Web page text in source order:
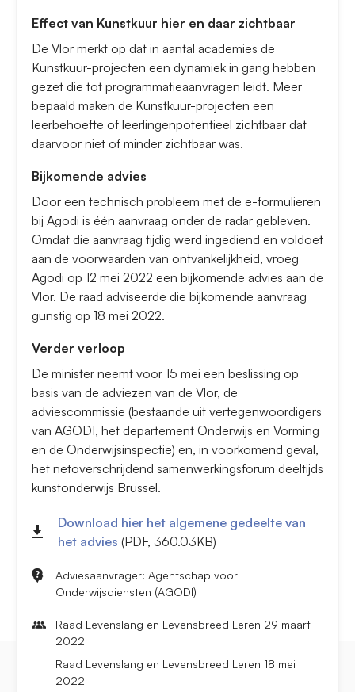
Effect van Kunstkuur hier en daar zichtbaar
De Vlor merkt op dat in aantal academies de
Kunstkuur-projecten een dynamiek in gang hebben
gezet die tot programmatieaanvragen leidt. Meer
bepaald maken de Kunstkuur-projecten een
leerbehoefte of leerlingenpotentieel zichtbaar dat
daarvoor niet of minder zichtbaar was.
Bijkomende advies
Door een technisch probleem met de e-formulieren
bij Agodi is één aanvraag onder de radar gebleven.
Omdat die aanvraag tijdig werd ingediend en voldoet
aan de voorwaarden van ontvankelijkheid, vroeg
Agodi op 12 mei 2022 een bijkomende advies aan de
Vlor. De raad adviseerde die bijkomende aanvraag
gunstig op 18 mei 2022.
Verder verloop
De minister neemt voor 15 mei een beslissing op
basis van de adviezen van de Vlor, de
adviescommissie (bestaande uit vertegenwoordigers
van AGODI, het departement Onderwijs en Vorming
en de Onderwijsinspectie) en, in voorkomend geval,
het netoverschrijdend samenwerkingsforum deeltijds
kunstonderwijs Brussel.
Download hier het algemene gedeelte van
het advies (PDF, 360.03KB)
Adviesaanvrager: Agentschap voor
Onderwijsdiensten (AGODI)
Raad Levenslang en Levensbreed Leren 29 maart
2022
Raad Levenslang en Levensbreed Leren 18 mei
2022